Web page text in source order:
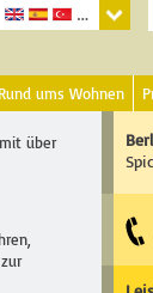
Rund ums Wohnen
über